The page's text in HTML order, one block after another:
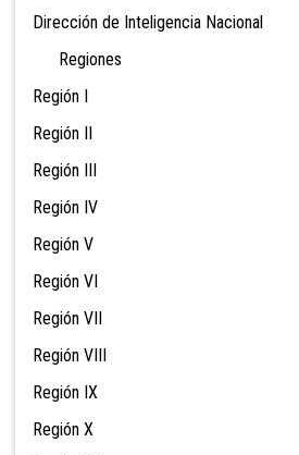
Dirección de Inteligencia Nacional
Regiones
Región I
Región II
Región III
Región IV
Región V
Región VI
Región VII
Región VIII
Región IX
Región X